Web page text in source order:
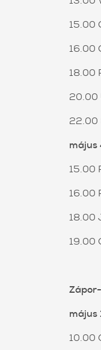
15.00
16.00
18.00
20.00
22.00
május
15.00
16.00
18.00
19.00
május
10.00